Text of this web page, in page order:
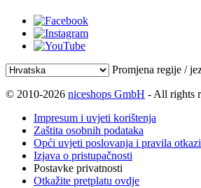
Promjena regije /
© 2010-2026 niceshops GmbH - All rights
Impresum i uvjeti korištenja
Zaštita osobnih podataka
Opći uvjeti poslovanja i pravila
Izjava o pristupačnosti
Postavke privatnosti
Otkažite pretplatu ovdje